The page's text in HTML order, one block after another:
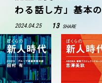
わる話し方」基本
2024.04.25 13 SHARE